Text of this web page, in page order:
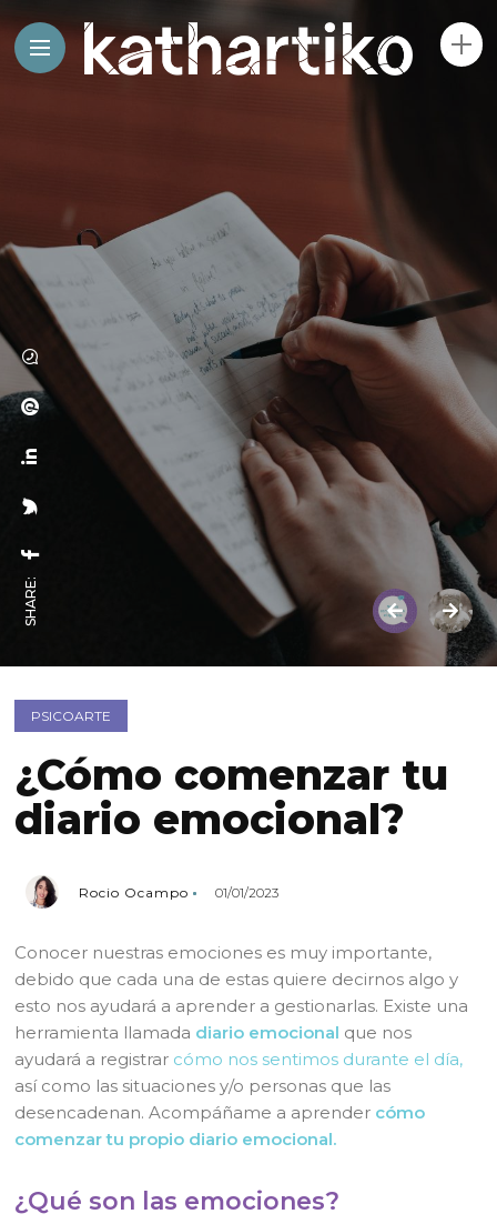
SHARE:
PSICOARTE
¿Cómo comenzar tu
diario emocional?
Rocio Ocampo 01/01/2023
Conocer nuestras emociones es muy importante,
debido que cada una de estas quiere decirnos algo y
esto nos ayudará a aprender a gestionarlas. Existe una
herramienta llamada diario emocional que nos
ayudará a registrar cómo nos sentimos durante el día,
así como las situaciones y/o personas que las
desencadenan. Acompáñame a aprender cómo
comenzar tu propio diario emocional.
¿Qué son las emociones?